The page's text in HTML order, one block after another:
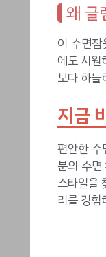
왜 글
이 수면
에도 시원
보다 하늘
지금
편안한 수
분의 수
스타일을
리를 경험